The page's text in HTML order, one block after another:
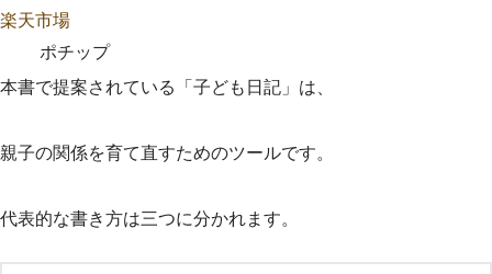
楽天市場
ポチップ
本書で提案されている「子ども日記」は、
親子の関係を育て直すためのツールです。
代表的な書き方は三つに分かれます。